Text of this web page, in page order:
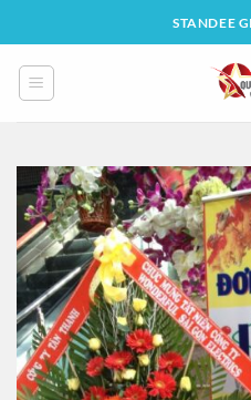
qua
nội
dung
STANDEE